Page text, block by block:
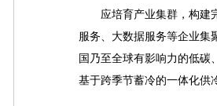
应培育产业集群，构建完
服务、大数据服务等企业集
国乃至全球有影响力的低碳
基于跨季节蓄冷的一体化供